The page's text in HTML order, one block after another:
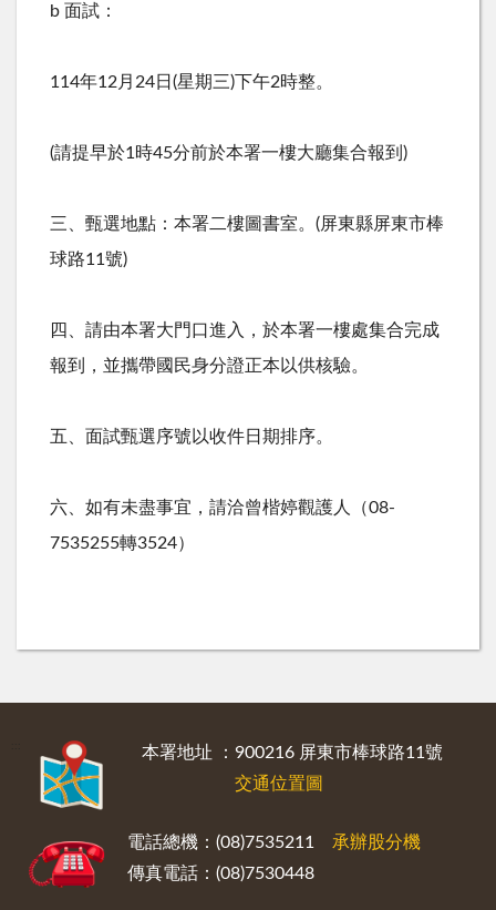
b 面試：
114年12 月 24日 (星期三) 下午2時整。
(請提早於1 時45分前於本署一樓大廳集合報到 )
三、甄選地點：本署二樓圖書室。 (屏東縣屏東市棒
球路11 號)
四、請由本署大門口進入，於本署一樓處集合完成
報到，並攜帶國民身分證正本以供核驗。
五、面試甄選序號以收件日期排序。
六、如有未盡事宜，請洽曾楷婷觀護人（08-
7535255轉3524）
本署地址 ：900216 屏東市棒球路11號
交通位置圖
電話總機：(08)7535211 承辦股分機
傳真電話：(08)7530448